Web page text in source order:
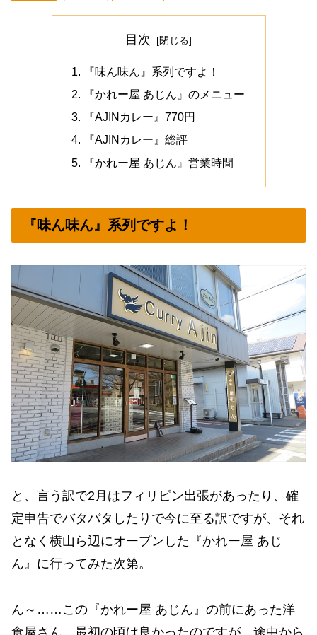
目次
『味ん味ん』系列ですよ！
『かれー屋 あじん』のメニュー
『AJINカレー』770円
『AJINカレー』総評
『かれー屋 あじん』営業時間
『味ん味ん』系列ですよ！
と、言う訳で2月はフィリピン出張があったり、確
定申告でバタバタしたりで今に至る訳ですが、それ
となく横山ら辺にオープンした『かれー屋 あじ
ん』に行ってみた次第。
ん～……この『かれー屋 あじん』の前にあった洋
食屋さん、最初の頃は良かったのですが、途中から